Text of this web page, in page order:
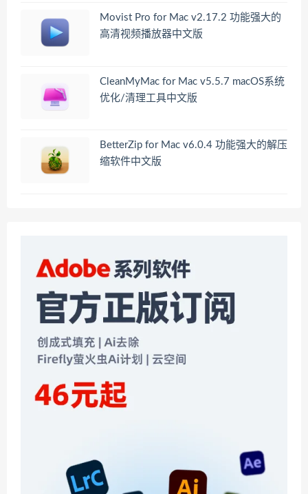
Movist Pro for Mac v2.17.2 功能强大的
高清视频播放器中文版
CleanMyMac for Mac v5.5.7 macOS系统
优化/清理工具中文版
BetterZip for Mac v6.0.4 功能强大的解压
缩软件中文版